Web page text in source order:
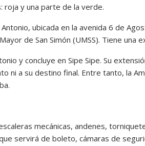
roja y una parte de la verde.
ubicada en la avenida 6 de
de San Simón (UMSS). Tiene una
y concluye en Sipe Sipe. Su
ni a su destino final. Entre tanto, la
mecánicas, andenes,
servirá de boleto, cámaras de